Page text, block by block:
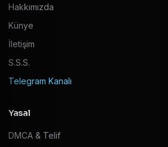
Hakkımızda
Künye
İletişim
S.S.S.
Telegram Kanalı
Yasal
DMCA & Telif